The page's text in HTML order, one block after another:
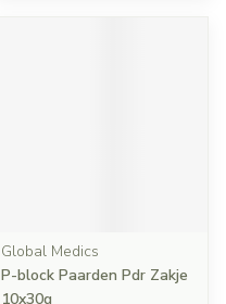
Global Medics
P-block Paarden Pdr Zakje
10x30g